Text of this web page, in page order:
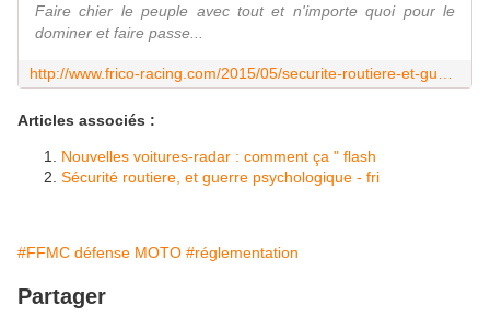
Faire chier le peuple avec tout et n'importe quoi pour le
dominer et faire passe...
Articles associés :
Nouvelles voitures-radar : comment ça " flash
Sécurité routiere, et guerre psychologique - fri
#FFMC défense MOTO #réglementation
Partager